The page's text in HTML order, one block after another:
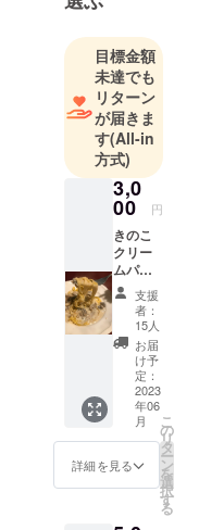
ラン
古民家レス
トランオス
テリアciaoを
開店
お客様のと
ころに伺っ
て料理する
出張料理
サービスも
可能
日本イタリ
ア料理協会
の三重県第
目標金額
未達でも
リターン
が届きま
す(All-in
方式)
3,0
00 円
きのこ
クリー
ムパス
タソー
スのレ
トルト
食品5個
セット
支援
者：
15人
お届
け予
定：
2023
年06
月
詳細を見る
こ
の
リ
タ
ー
ン
を
選
択
す
る